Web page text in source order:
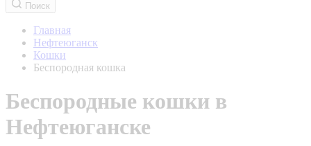
Поиск
Главная
Нефтеюганск
Кошки
Беспородная кошка
Беспородные кошки в
Нефтеюганске